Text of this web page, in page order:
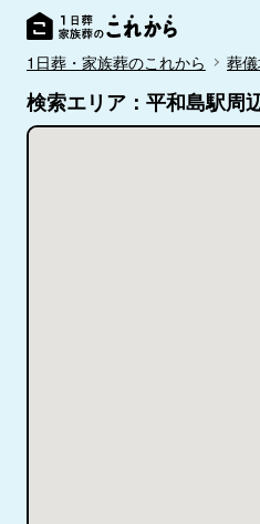
1日葬・家族葬のこれから 葬
検索エリア：平和島駅周